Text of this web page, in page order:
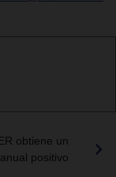
obtiene un
positivo